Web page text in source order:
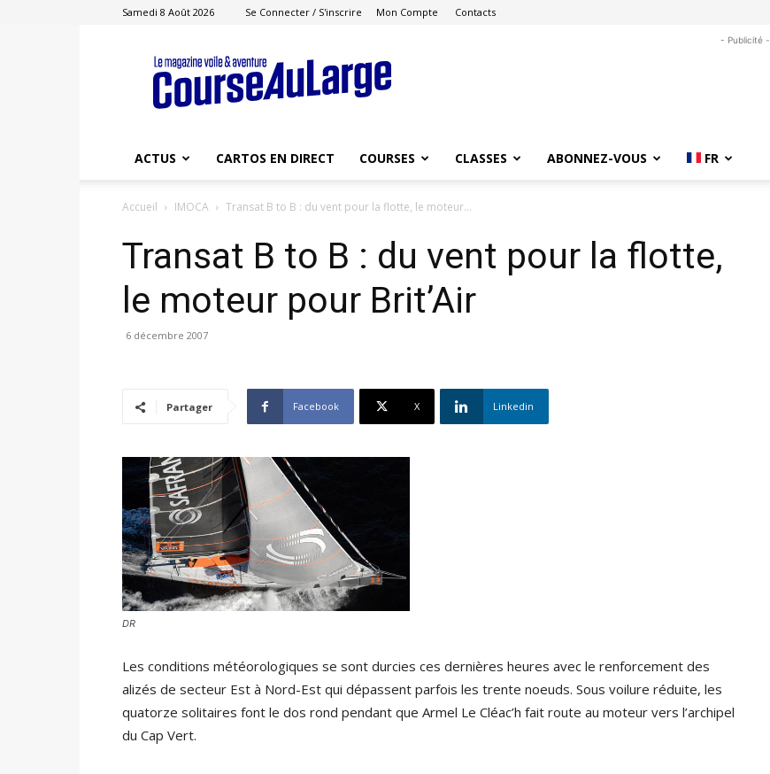
Samedi 8 Août 2026 Se Connecter / S'inscrire Mon Compte Contacts
Course
au
Large
- Publicité -
ACTUS CARTOS EN DIRECT COURSES CLASSES ABONNEZ-VOUS FR
Accueil IMOCA Transat B to B : du vent pour la flotte, le moteur...
Transat B to B : du vent pour la flotte,
le moteur pour Brit’Air
6 décembre 2007
Partager Facebook X Linkedin
DR
Les conditions météorologiques se sont durcies ces dernières heures avec le renforcement des
alizés de secteur Est à Nord-Est qui dépassent parfois les trente noeuds. Sous voilure réduite, les
quatorze solitaires font le dos rond pendant que Armel Le Cléac’h fait route au moteur vers l’archipel
du Cap Vert.